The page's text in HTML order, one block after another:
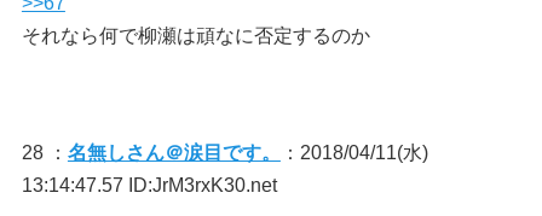
それなら何で柳瀬は頑なに否定するのか
28 ： 名無しさん＠涙目です。
：2018/04/11(水)
13:14:47.57 ID:JrM3rxK30.net